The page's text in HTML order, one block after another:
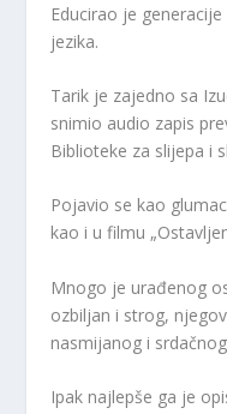
Educirao je
jezika.
Tarik je zajedno sa
snimio audio zapis
Biblioteke za slijepa i
Pojavio se kao
kao i u filmu
Mnogo je urađenog
ozbiljan i strog,
nasmijanog i
Ipak najlepše ga je